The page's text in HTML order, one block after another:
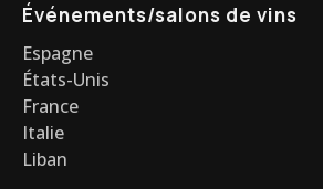
Événements/salons de vins
Espagne
États-Unis
France
Italie
Liban